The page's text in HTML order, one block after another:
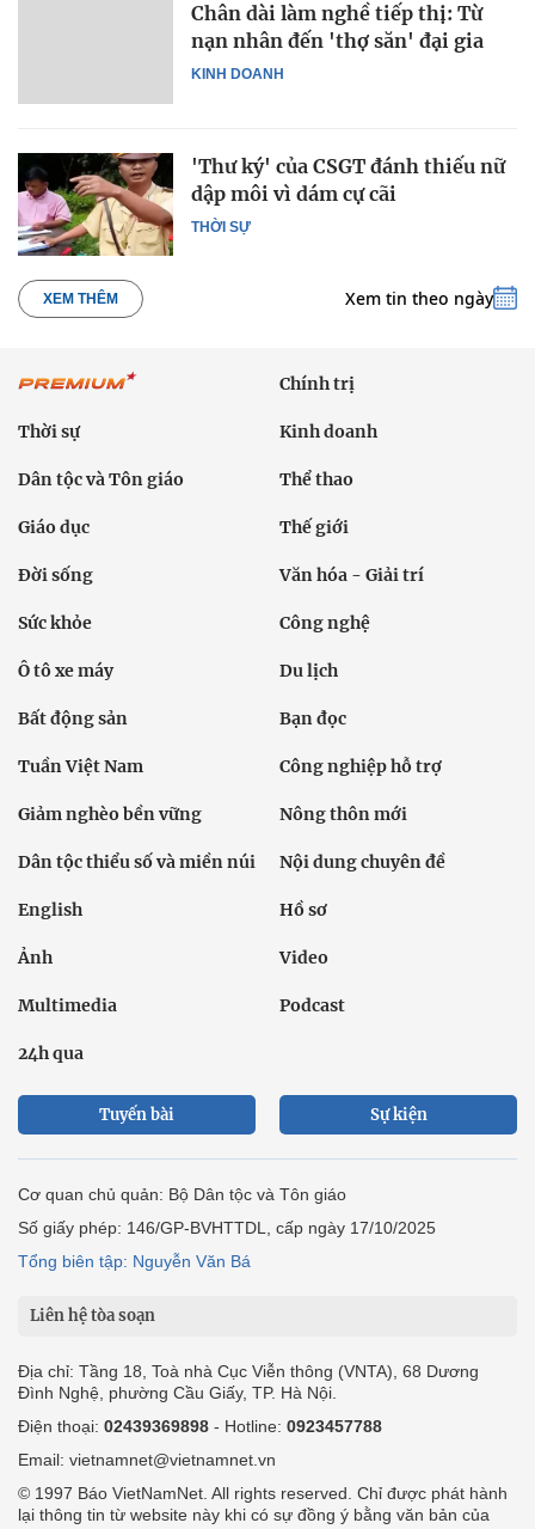
KINH DOANH
Chân dài làm nghề tiếp thị: Từ
nạn nhân đến 'thợ săn' đại gia
THỜI SỰ
'Thư ký' của CSGT đánh thiếu nữ
dập môi vì dám cự cãi
XEM THÊM Xem tin theo ngày
Chính trị
Thời sự Kinh doanh
Dân tộc và Tôn giáo Thể thao
Giáo dục Thế giới
Đời sống Văn hóa - Giải trí
Sức khỏe Công nghệ
Ô tô xe máy Du lịch
Bất động sản Bạn đọc
Tuần Việt Nam Công nghiệp hỗ trợ
Giảm nghèo bền vững Nông thôn mới
Dân tộc thiểu số và miền núi Nội dung chuyên đề
English Hồ sơ
Ảnh Video
Multimedia Podcast
24h qua
Tuyến bài Sự kiện
Cơ quan chủ quản: Bộ Dân tộc và Tôn giáo
Số giấy phép: 146/GP-BVHTTDL, cấp ngày 17/10/2025
Tổng biên tập: Nguyễn Văn Bá
Liên hệ tòa soạn
Địa chỉ: Tầng 18, Toà nhà Cục Viễn thông (VNTA), 68 Dương
Đình Nghệ, phường Cầu Giấy, TP. Hà Nội.
Điện thoại: 02439369898 - Hotline: 0923457788
Email: vietnamnet@vietnamnet.vn
© 1997 Báo VietNamNet. All rights reserved. Chỉ được phát hành
lại thông tin từ website này khi có sự đồng ý bằng văn bản của